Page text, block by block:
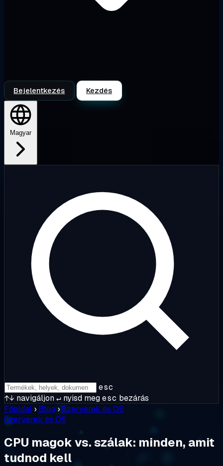
Bejelentkezés Kezdés
Magyar
esc
↑↓ navigáljon↵ nyisd megesc bezárás
Főoldal › Blog ›Szerverek és OS
Szerverek és OS
CPU magok vs. szálak: minden, amit
tudnod kell